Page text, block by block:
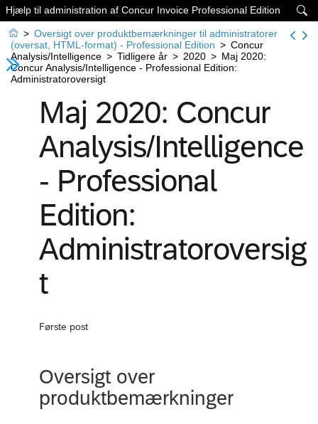

Hjælp til administration af Concur Invoice Professional Edition
 > Oversigt over produktbemærkninger til administratorer
(oversat, HTML-format) - Professional Edition > Concur
Analysis/Intelligence > Tidligere år > 2020 > Maj 2020:
Concur Analysis/Intelligence - Professional Edition:
Administratoroversigt
Maj 2020: Concur
Analysis/Intelligence
- Professional
Edition:
Administratoroversig
t
Første post
Oversigt over
produktbemærkninger